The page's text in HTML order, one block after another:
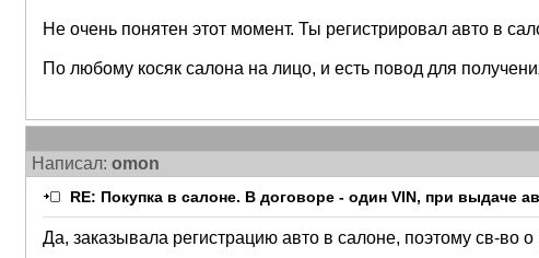
Не очень понятен этот момент. Ты регистрировал авто в
По любому косяк салона на лицо, и есть повод для
Написал: omon
RE: Покупка в салоне. В договоре - один VIN, при выдаче
Да, заказывала регистрацию авто в салоне, поэтому св-во о